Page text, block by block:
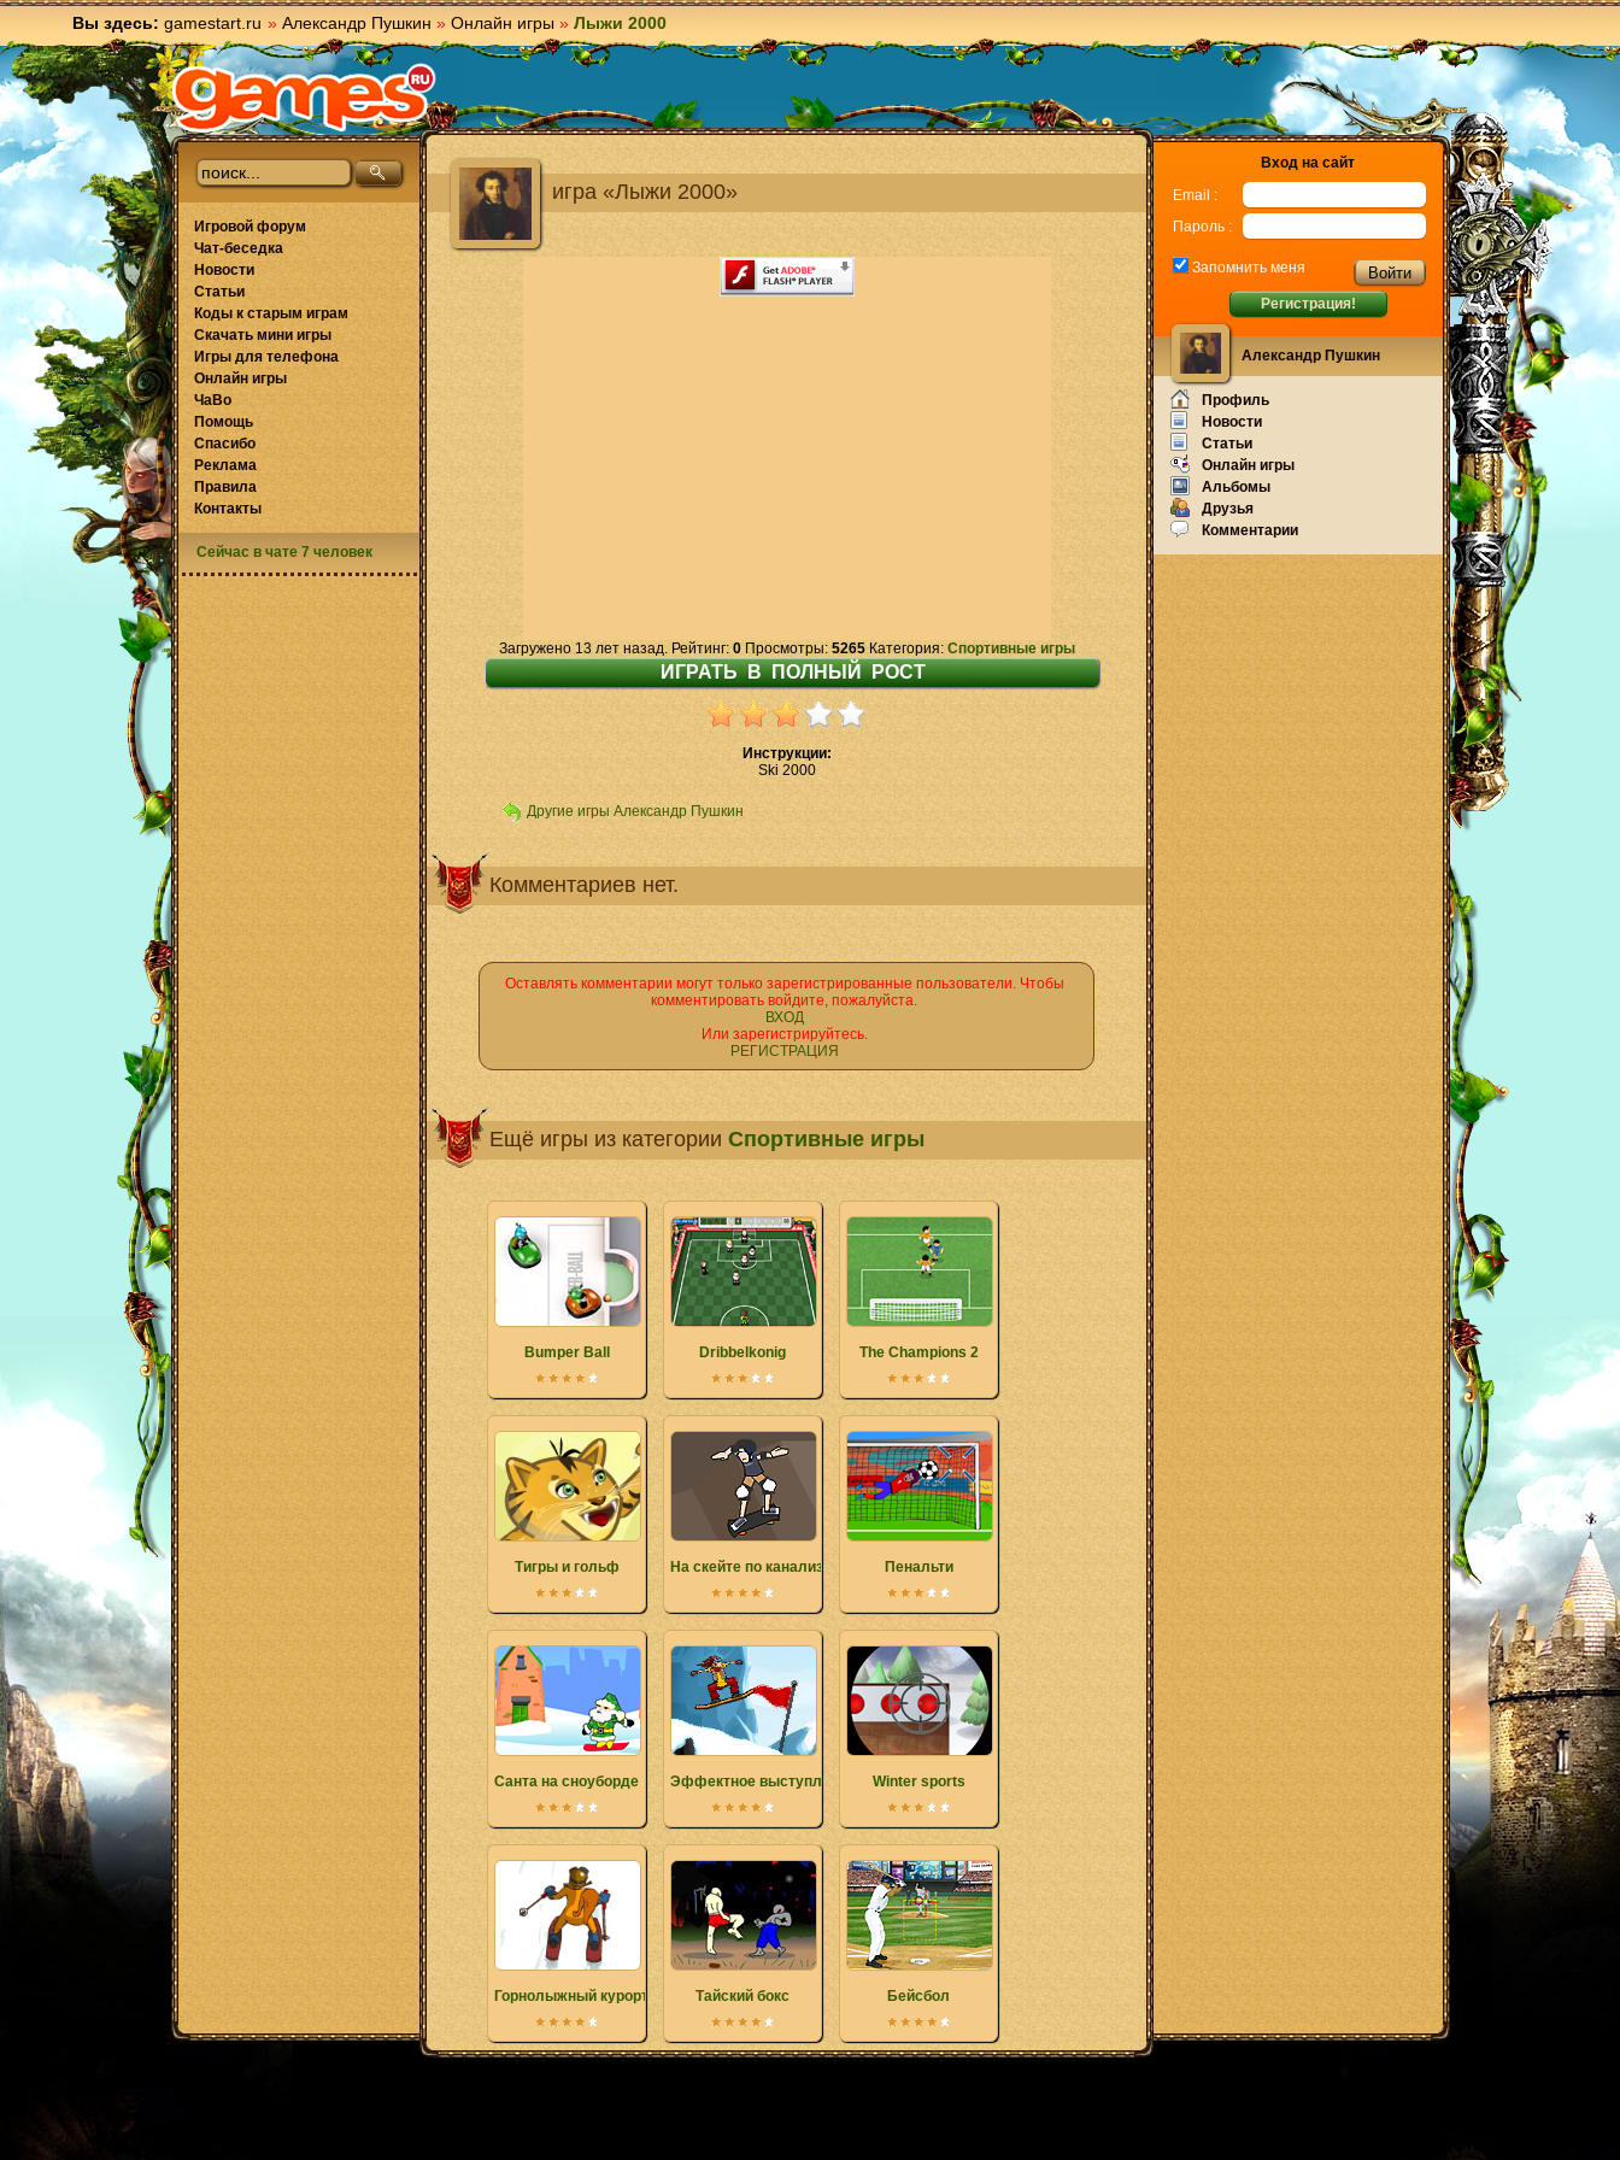
Вы здесь: gamestart.ru » Александр Пушкин » Онлайн игры » Лыжи 2000
игра «Лыжи 2000»
Загружено 13 лет назад. Рейтинг: 0Просмотры: 5265Категория: Спортивные игры
Инструкции:
Ski 2000
Другие игры Александр Пушкин
Комментариев нет.
Оставлять комментарии могут только зарегистрированные пользователи. Чтобы
комментировать войдите, пожалуйста.
ВХОД
Или зарегистрируйтесь.
РЕГИСТРАЦИЯ
Ещё игры из категории Спортивные игры
Bumper Ball Dribbelkonig The Champions 2
Тигры и гольф На скейте по канализации Пенальти
Санта на сноуборде Эффектное выступление 2 Winter sports
Горнолыжный курорт в АльпахТайский бокс Бейсбол
Игровой форум
Чат-беседка
Новости
Статьи
Коды к старым играм
Скачать мини игры
Игры для телефона
Онлайн игры
ЧаВо
Помощь
Спасибо
Реклама
Правила
Контакты
Сейчас в чате 7 человек
Вход на сайт
Email :
Пароль :
Запомнить меня
Регистрация!
Александр Пушкин
Профиль
Новости
Статьи
Онлайн игры
Альбомы
Друзья
Комментарии